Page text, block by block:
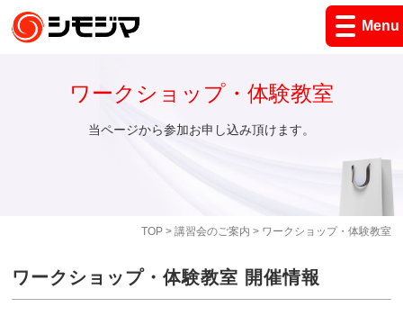
Menu
TOP> 講習会のご案内 > ワークショップ・体験教室
ワークショップ・体験教室
当ページから参加お申し込み頂けます。
ワークショップ・体験教室 開催情報